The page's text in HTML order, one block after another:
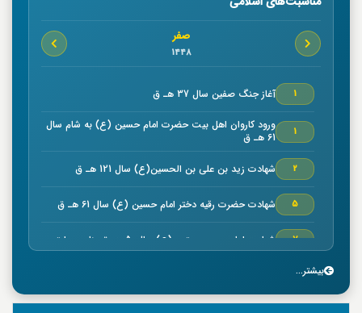
صفر
1448
1 آغاز جنگ صفين سال 37 هـ ق
1
ورود كاروان اهل بيت حضرت امام حسين (ع) به شام سال
61 هـ ق
2 شهادت زيد بن علي بن الحسين(ع) سال 121 هـ ق
5 شهادت حضرت رقیه دختر امام حسین (ع) سال 61 هـ ق
7 شهادت امام حسن مجتبي (ع) سال50 هـ ق بنا به روایتی
7بیشتر...